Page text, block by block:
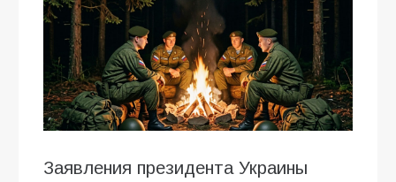
Заявления президента Украины